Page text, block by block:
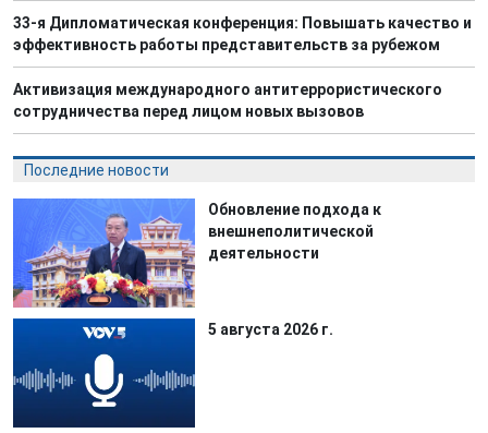
33-я Дипломатическая конференция: Повышать качество и
эффективность работы представительств за рубежом
Активизация международного антитеррористического
сотрудничества перед лицом новых вызовов
Последние новости
Обновление подхода к
внешнеполитической
деятельности
5 августа 2026 г.